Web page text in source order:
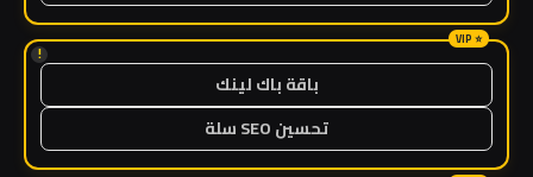
!
باقة باك لينك
تحسين SEO سلة